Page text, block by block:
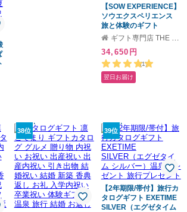
【SOW EXPERIENCE】
ソウエクスペリエンス
旅と体験のギフト
（BROWN） 誕生日 結
祝い 結婚記念日 お礼 チ
ケットギフト プレゼン
ト ギフト 父の日 2026
プレゼント
ギフト専門店 THE WOW
34,650円
(1)
翌日お届け
38位 39位
【2年期限/帯付】旅行カ
タログギフト EXETIME
SILVER（エグゼタイム